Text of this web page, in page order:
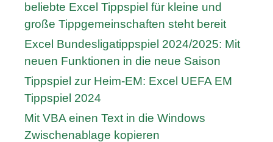
beliebte Excel Tippspiel für kleine und
große Tippgemeinschaften steht bereit
Excel Bundesligatippspiel 2024/2025: Mit
neuen Funktionen in die neue Saison
Tippspiel zur Heim-EM: Excel UEFA EM
Tippspiel 2024
Mit VBA einen Text in die Windows
Zwischenablage kopieren